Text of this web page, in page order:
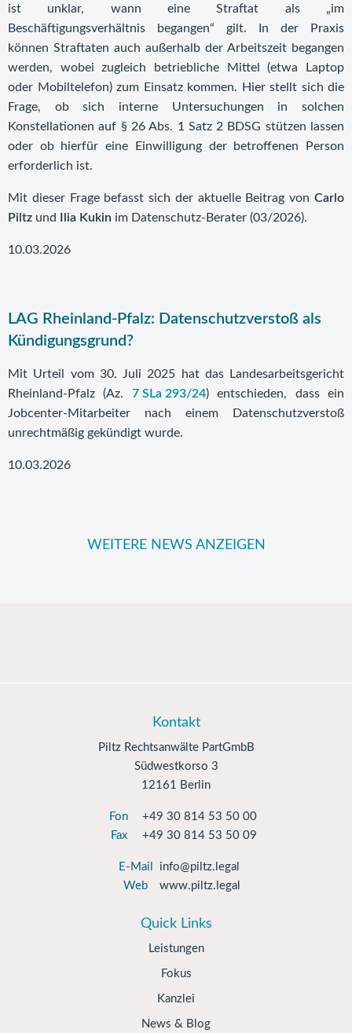
ist unklar, wann eine Straftat als „im
Beschäftigungsverhältnis begangen“ gilt. In der Praxis
können Straftaten auch außerhalb der Arbeitszeit begangen
werden, wobei zugleich betriebliche Mittel (etwa Laptop
oder Mobiltelefon) zum Einsatz kommen. Hier stellt sich die
Frage, ob sich interne Untersuchungen in solchen
Konstellationen auf § 26 Abs. 1 Satz 2 BDSG stützen lassen
oder ob hierfür eine Einwilligung der betroffenen Person
erforderlich ist.
Mit dieser Frage befasst sich der aktuelle Beitrag von Carlo
Piltz und Ilia Kukin im Datenschutz-Berater (03/2026).
10.03.2026
LAG Rheinland-Pfalz: Datenschutzverstoß als
Kündigungsgrund?
Mit Urteil vom 30. Juli 2025 hat das Landesarbeitsgericht
Rheinland-Pfalz (Az. 7 SLa 293/24) entschieden, dass ein
Jobcenter-Mitarbeiter nach einem Datenschutzverstoß
unrechtmäßig gekündigt wurde.
10.03.2026
WEITERE NEWS ANZEIGEN
Kontakt
Piltz Rechtsanwälte PartGmbB
Südwestkorso 3
12161 Berlin
Fon
+49 30 814 53 50 00
Fax
+49 30 814 53 50 09
E-Mail
info@piltz.legal
Web
www.piltz.legal
Quick Links
Leistungen
Fokus
Kanzlei
News & Blog